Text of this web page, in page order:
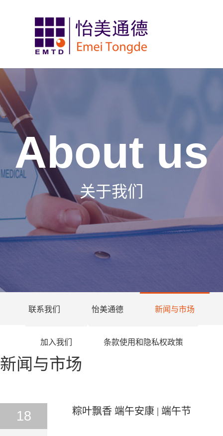
About us
关于我们
联系我们 怡美通德 新闻与市场
加入我们 条款使用和隐私权政策
新闻与市场
18 粽叶飘香 端午安康 | 端午节